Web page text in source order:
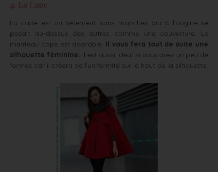
La cape est un vêtement sans manches qui à l’origine se
posait au-dessus des autres comme une couverture. Le
manteau cape est adorable. Il vous fera tout de suite une
silhouette féminine. Il est aussi idéal si vous avez un peu de
formes car il créera de l’uniformité sur le haut de la silhouette.